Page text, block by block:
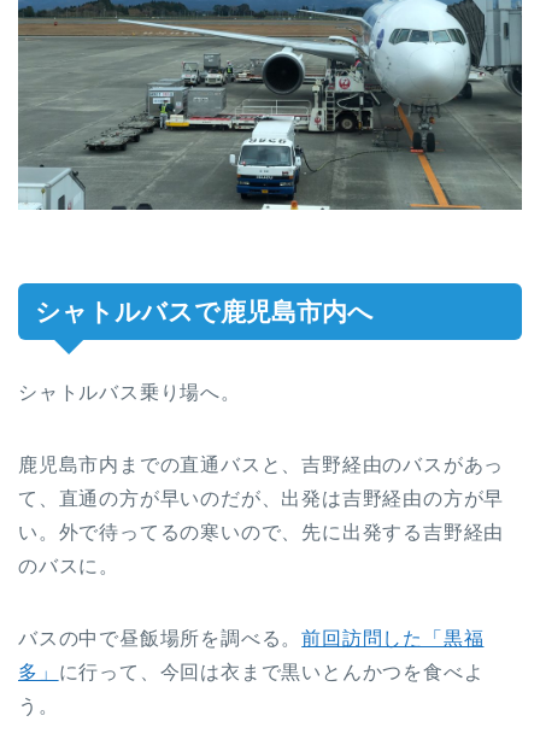
シャトルバスで鹿児島市内へ
シャトルバス乗り場へ。
鹿児島市内までの直通バスと、吉野経由のバスがあっ
て、直通の方が早いのだが、出発は吉野経由の方が早
い。外で待ってるの寒いので、先に出発する吉野経由
のバスに。
バスの中で昼飯場所を調べる。前回訪問した「黒福
多」 に行って、今回は衣まで黒いとんかつを食べよ
う。